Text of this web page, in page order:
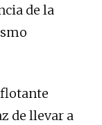
de la
de llevar a